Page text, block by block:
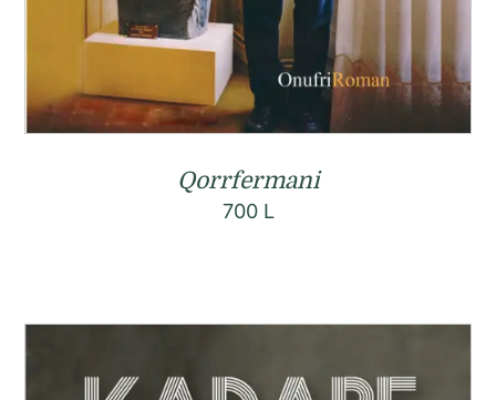
Qorrfermani
700 L